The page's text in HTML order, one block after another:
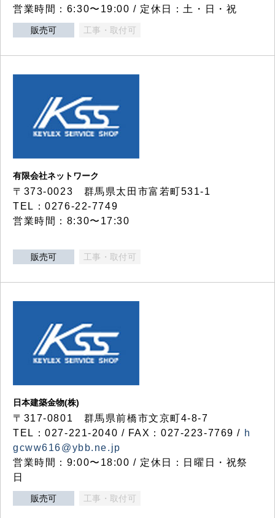
営業時間：6:30〜19:00 / 定休日：土・日・祝
販売可 工事・取付可
有限会社ネットワーク
〒373-0023 群馬県太田市富若町531-1
TEL：0276-22-7749
営業時間：8:30〜17:30
販売可 工事・取付可
日本建築金物(株)
〒317‐0801 群馬県前橋市文京町4-8-7
TEL：027-221-2040 / FAX：027-223-7769 / h
gcww616@ybb.ne.jp
営業時間：9:00〜18:00 / 定休日：日曜日・祝祭
日
販売可 工事・取付可